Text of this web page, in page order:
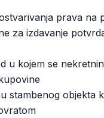
prava na
za izdavanje
u kojem se
stambenog objekta